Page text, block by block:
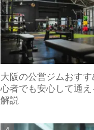
大阪の公営ジムおす
心者でも安心して通
解説